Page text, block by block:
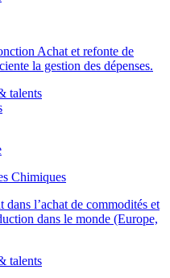
Achat et refonte de
la gestion des dépenses.
talents
Chimiques
l’achat de commodités et
dans le monde (Europe,
talents